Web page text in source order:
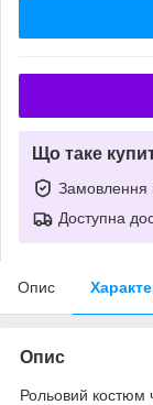
Що таке
Замовлення
Доступна
Опис
Опис
Рольовий костюм